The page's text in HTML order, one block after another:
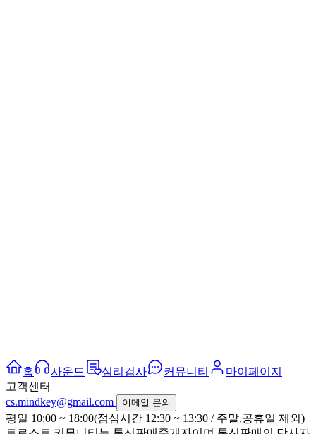
홈 사운드 심리검사 커뮤니티
마이페이지
고객센터
cs.mindkey@gmail.com
이메일 문의
평일 10:00 ~ 18:00(점심시간 12:30 ~ 13:30 / 주말,공휴일 제외)